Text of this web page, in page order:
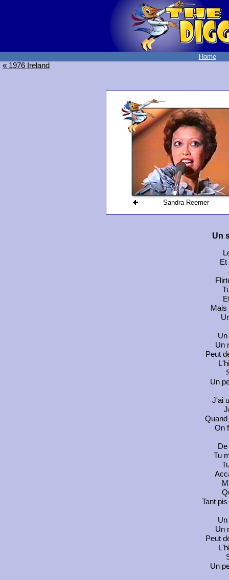
Home
« 1976 Ireland
Sandra Reemer
Un
Mais
Un
Peut
Un
J'ai
On
Tu
Tant
Un
Peut
Un